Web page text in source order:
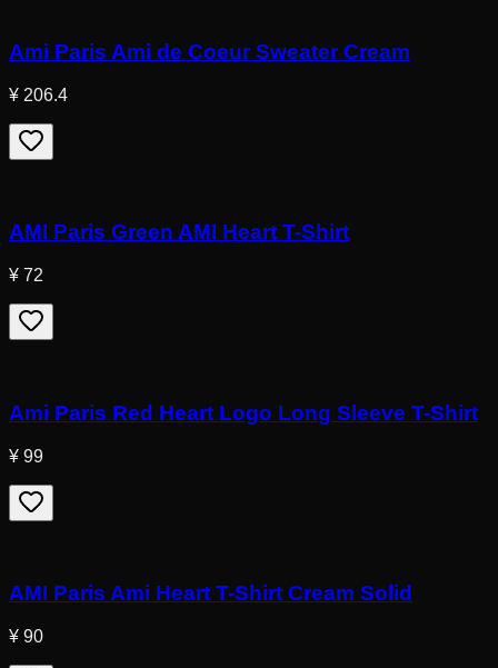
Ami Paris Ami de Coeur Sweater Cream
¥ 206.4
AMI Paris Green AMI Heart T-Shirt
¥ 72
Ami Paris Red Heart Logo Long Sleeve T-Shirt
¥ 99
AMI Paris Ami Heart T-Shirt Cream Solid
¥ 90